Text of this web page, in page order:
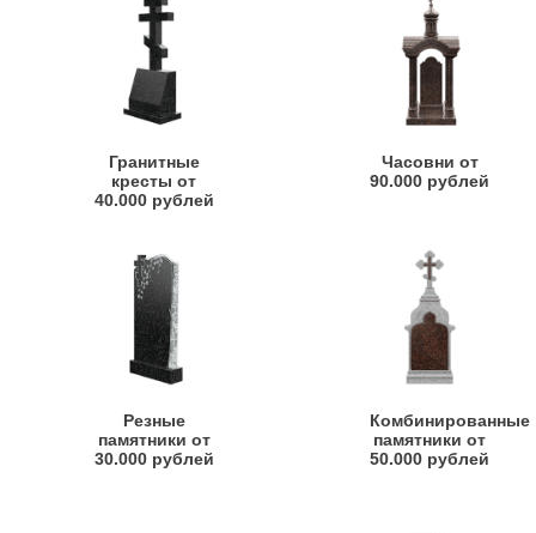
Гранитные
кресты от
40.000 рублей
Часовни от
90.000 рублей
Резные
памятники от
30.000 рублей
Комбинированные
памятники от
50.000 рублей